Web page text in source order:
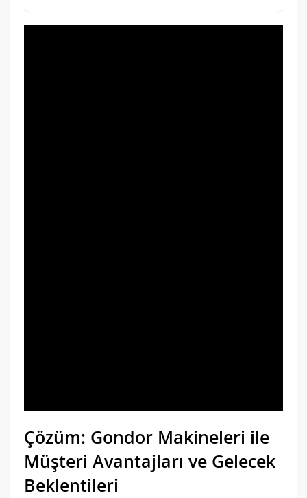
Çözüm: Gondor Makineleri ile
Müşteri Avantajları ve Gelecek
Beklentileri